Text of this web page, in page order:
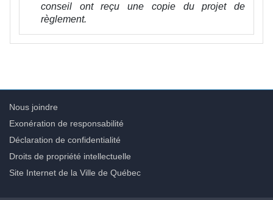
conseil ont reçu une copie du projet de
règlement.
Nous joindre
Exonération de responsabilité
Déclaration de confidentialité
Droits de propriété intellectuelle
Site Internet de la Ville de Québec